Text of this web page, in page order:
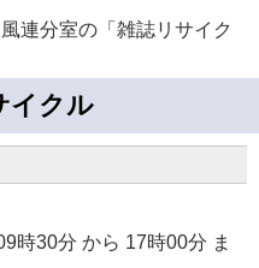
連分室の「雑誌リサイク
イクル
時30分 から 17時00分 ま